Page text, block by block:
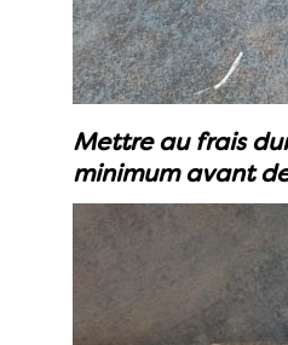
Mettre au frais
minimum avant